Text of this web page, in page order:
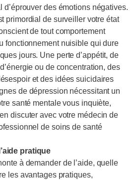
d’éprouver des émotions négatives.
primordial de surveiller votre état
de tout comportement
fonctionnement nuisible qui dure
jours. Une perte d’appétit, de
ou de concentration, des
et des idées suicidaires
de dépression nécessitant un
santé mentale vous inquiète,
discuter avec votre médecin de
de soins de santé
pratique
à demander de l’aide, quelle
les avantages pratiques,